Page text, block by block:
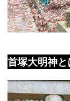
首塚大明神と